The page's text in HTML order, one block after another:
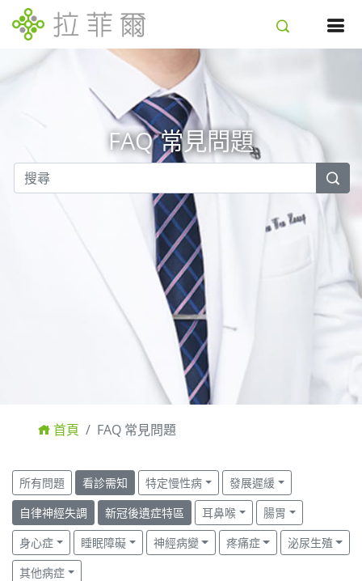
FAQ 常見問題
首頁 FAQ 常見問題
所有問題 看診需知 特定慢性病
發展遲緩
自律神經失調
新冠後遺症特區 耳鼻喉
腸胃
身心症
睡眠障礙 神經病變 疼痛症
泌尿生殖
其他病症